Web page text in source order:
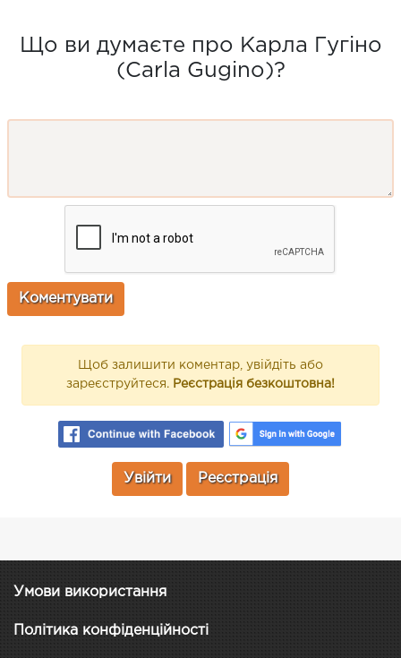
Що ви думаєте про Карла Гугіно
(Carla Gugino)?
Щоб залишити коментар, увійдіть або
зареєструйтеся. Реєстрація безкоштовна!
Увійти Реєстрація
Умови використання
Політика конфіденційності